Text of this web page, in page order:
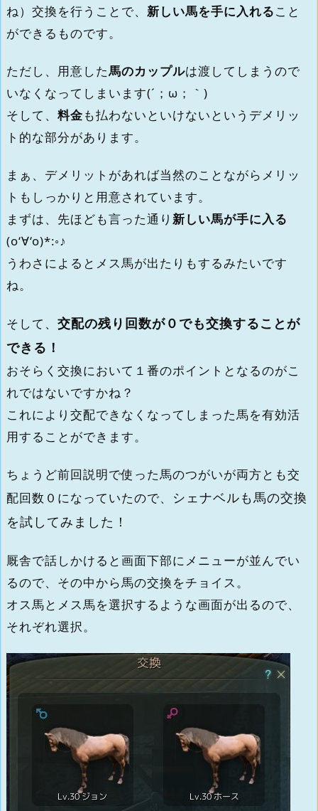
ね）交換を行うことで、 新しい馬を手に入れること
ができるものです。
ただし、用意した馬のカップルは渡してしまうので
いなくなってしまいます(´；ω；｀)
そして、 料金も払わないといけないというデメリッ
ト的な部分があります。
まぁ、デメリットがあれば当然のことながらメリッ
トもしっかりと用意されています。
まずは、先ほども言った通り 新しい馬が手に入る
(o‘∀‘o)*:◦♪
うわさによるとメス馬が出たりもするみたいです
ね。
そして、 交配の残り回数が０でも交換することが
できる！
おそらく交換において１番のポイントとなるのがこ
れではないですかね？
これにより交配できなくなってしまった馬を有効活
用することができます。
ちょうど前回説明で使った馬のつがいが両方とも交
配回数０になっていたので、 シェナベルも馬の交換
を試してみました！
厩舎で話しかけると画面下部にメニューが並んでい
るので、その中から馬の交換をチョイス。
オス馬とメス馬を選択するような画面が出るので、
それぞれ選択。